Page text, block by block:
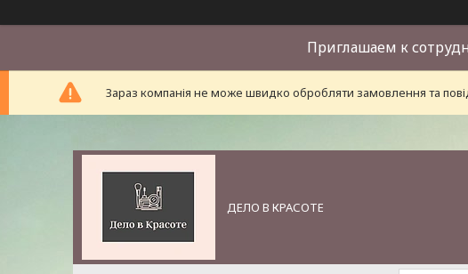
Приглашаем к
Зараз компанія не може швидко обробляти замовлення та
ДЕЛО В КРАСОТЕ